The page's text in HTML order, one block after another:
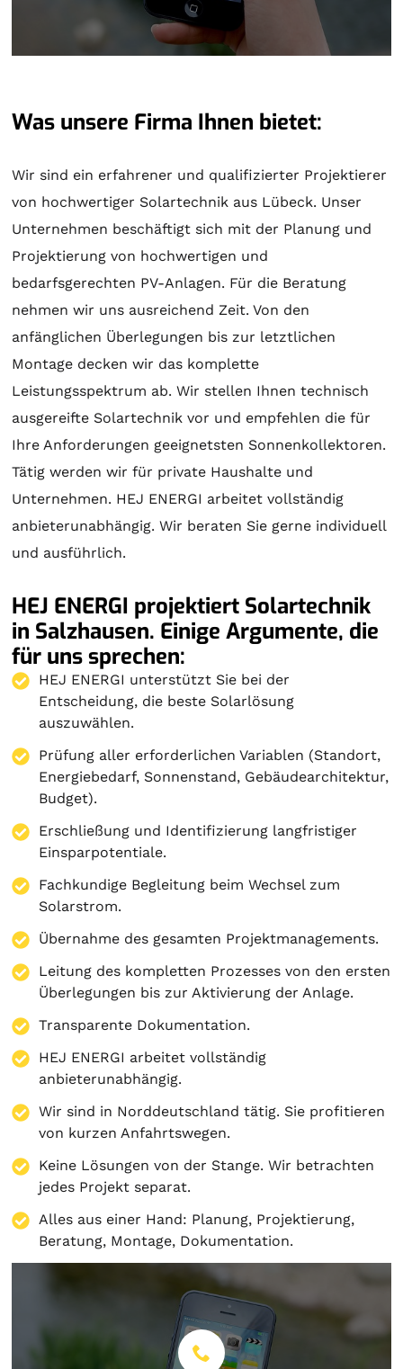
Was unsere Firma Ihnen bietet:
Wir sind ein erfahrener und qualifizierter Projektierer
von hochwertiger Solartechnik aus Lübeck. Unser
Unternehmen beschäftigt sich mit der Planung und
Projektierung von hochwertigen und
bedarfsgerechten PV-Anlagen. Für die Beratung
nehmen wir uns ausreichend Zeit. Von den
anfänglichen Überlegungen bis zur letztlichen
Montage decken wir das komplette
Leistungsspektrum ab. Wir stellen Ihnen technisch
ausgereifte Solartechnik vor und empfehlen die für
Ihre Anforderungen geeignetsten Sonnenkollektoren.
Tätig werden wir für private Haushalte und
Unternehmen. HEJ ENERGI arbeitet vollständig
anbieterunabhängig. Wir beraten Sie gerne individuell
und ausführlich.
HEJ ENERGI projektiert Solartechnik
in Salzhausen. Einige Argumente, die
für uns sprechen:
HEJ ENERGI unterstützt Sie bei der
Entscheidung, die beste Solarlösung
auszuwählen.
Prüfung aller erforderlichen Variablen (Standort,
Energiebedarf, Sonnenstand, Gebäudearchitektur,
Budget).
Erschließung und Identifizierung langfristiger
Einsparpotentiale.
Fachkundige Begleitung beim Wechsel zum
Solarstrom.
Übernahme des gesamten Projektmanagements.
Leitung des kompletten Prozesses von den ersten
Überlegungen bis zur Aktivierung der Anlage.
Transparente Dokumentation.
HEJ ENERGI arbeitet vollständig
anbieterunabhängig.
Wir sind in Norddeutschland tätig. Sie profitieren
von kurzen Anfahrtswegen.
Keine Lösungen von der Stange. Wir betrachten
jedes Projekt separat.
Alles aus einer Hand: Planung, Projektierung,
Beratung, Montage, Dokumentation.